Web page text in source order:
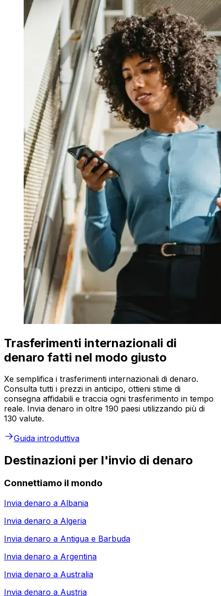
Trasferimenti internazionali di
denaro fatti nel modo giusto
Xe semplifica i trasferimenti internazionali di denaro.
Consulta tutti i prezzi in anticipo, ottieni stime di
consegna affidabili e traccia ogni trasferimento in tempo
reale. Invia denaro in oltre 190 paesi utilizzando più di
130 valute.
Guida introduttiva
Destinazioni per l'invio di denaro
Connettiamo il mondo
Invia denaro a Albania
Invia denaro a Algeria
Invia denaro a Antigua e Barbuda
Invia denaro a Argentina
Invia denaro a Australia
Invia denaro a Austria